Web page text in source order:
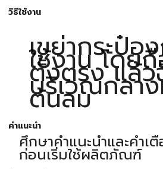
วิธีใช้งาน
เขย่ากระป๋อ
ใช้งาน โดย
ตั้งตรง แล้ว
บริเวณกลา
ต้นลม
คำแนะนำ
ศึกษาคำแนะนำและคำเ
ก่อนเริ่มใช้ผลิตภัณฑ์